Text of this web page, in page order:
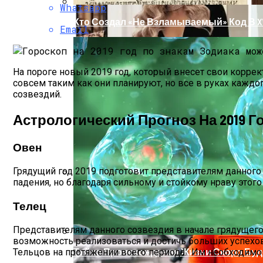
Раскрась Свой Год: Какой Цвет
Кто Создал «не Взламываемый» Код В
Тайна Происхождения Жизни Скоро
Whatsapp
Email
На пороге новый 2019 год, который внесет свои
совсем таким как они планируют, но все в руках
созвездий.
Астрологический Прогноз На 2019
Овен
Грядущий год 2019 подготовит представителям
падения, но благодаря сильному и стойкому нраву
Телец
Представителям данного созвездия в начале
возможность реализоваться и достичь больших
Тельцов на протяжении всего периода. Им